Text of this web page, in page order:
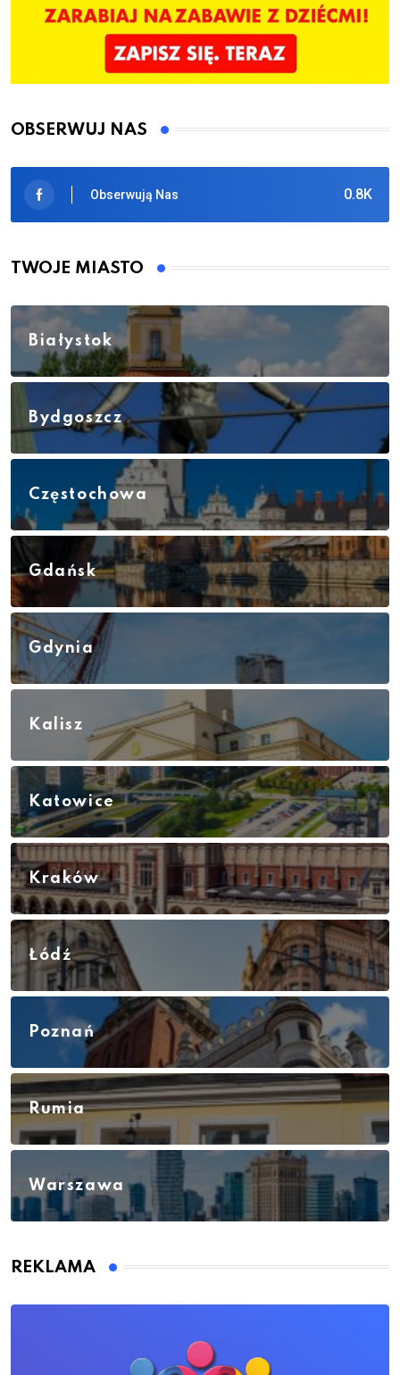
OBSERWUJ NAS
0.8K
Obserwują Nas
TWOJE MIASTO
Białystok
Bydgoszcz
Częstochowa
Gdańsk
Gdynia
Kalisz
Katowice
Kraków
Łódź
Poznań
Rumia
Warszawa
REKLAMA